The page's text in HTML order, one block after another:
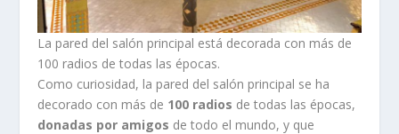
La pared del salón principal está decorada con más de
100 radios de todas las épocas.
Como curiosidad, la pared del salón principal se ha
decorado con más de 100 radios de todas las épocas,
donadas por amigos de todo el mundo, y que